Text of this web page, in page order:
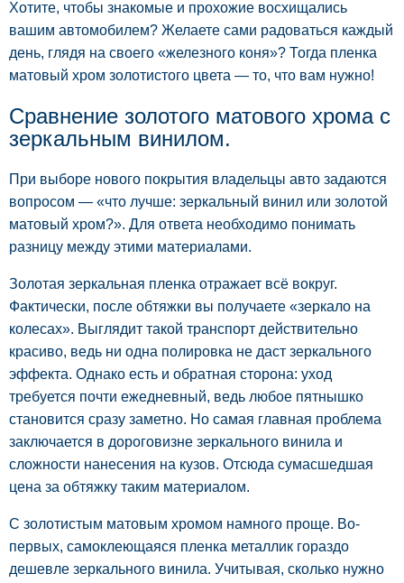
Хотите, чтобы знакомые и прохожие восхищались
вашим автомобилем? Желаете сами радоваться каждый
день, глядя на своего «железного коня»? Тогда пленка
матовый хром золотистого цвета — то, что вам нужно!
Сравнение золотого матового хрома с
зеркальным винилом.
При выборе нового покрытия владельцы авто задаются
вопросом — «что лучше: зеркальный винил или золотой
матовый хром?». Для ответа необходимо понимать
разницу между этими материалами.
Золотая зеркальная пленка отражает всё вокруг.
Фактически, после обтяжки вы получаете «зеркало на
колесах». Выглядит такой транспорт действительно
красиво, ведь ни одна полировка не даст зеркального
эффекта. Однако есть и обратная сторона: уход
требуется почти ежедневный, ведь любое пятнышко
становится сразу заметно. Но самая главная проблема
заключается в дороговизне зеркального винила и
сложности нанесения на кузов. Отсюда сумасшедшая
цена за обтяжку таким материалом.
С золотистым матовым хромом намного проще. Во-
первых, самоклеющаяся пленка металлик гораздо
дешевле зеркального винила. Учитывая, сколько нужно